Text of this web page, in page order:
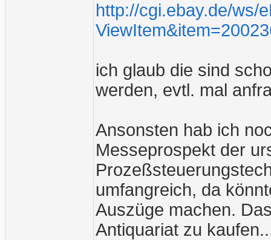
http://cgi.ebay.de/ws/
ich glaub die sind
werden, evtl. mal
Ansonsten hab ich
Messeprospekt der
umfangreich, da
Auszüge machen.
Antiquariat zu